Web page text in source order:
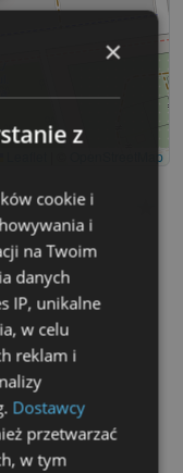
OpenStreetMap
×
z
cookie i
i
na Twoim
danych
IP, unikalne
w celu
reklam i
Dostawcy
przetwarzać
w tym